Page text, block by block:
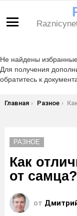
Не найдены
Для получения
обратитесь к
Вы здесь:
Главная Разное Как
РАЗНОЕ
Как
от самца?
от